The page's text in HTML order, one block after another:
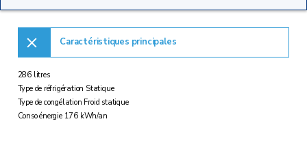
Caractéristiques principales
286 litres
Type de réfrigération Statique
Type de congélation Froid statique
Conso énergie 176 kWh/an